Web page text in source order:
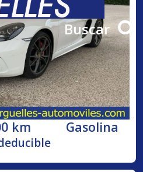
Buscar
km Gasolina